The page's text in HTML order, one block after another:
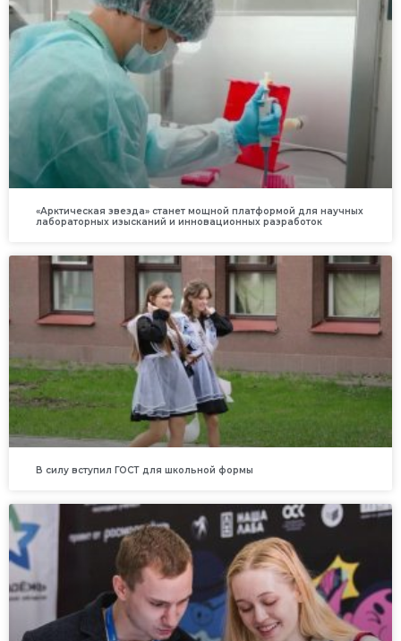
«Арктическая звезда» станет мощной платформой для научных
лабораторных изысканий и инновационных разработок
В силу вступил ГОСТ для школьной формы